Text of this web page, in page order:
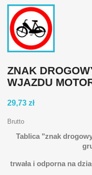
ZNAK
WJAZDU
29,73 zł
Brutto
Tablica "znak
trwała i odporna na